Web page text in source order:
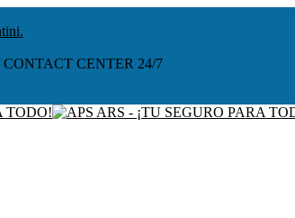
CONTACT CENTER 24/7